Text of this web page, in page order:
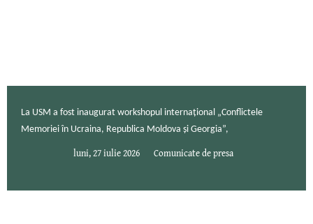
La USM a fost inaugurat workshopul internațional „Conflictele
Memoriei în Ucraina, Republica Moldova și Georgia”,
luni, 27 iulie 2026 Comunicate de presa